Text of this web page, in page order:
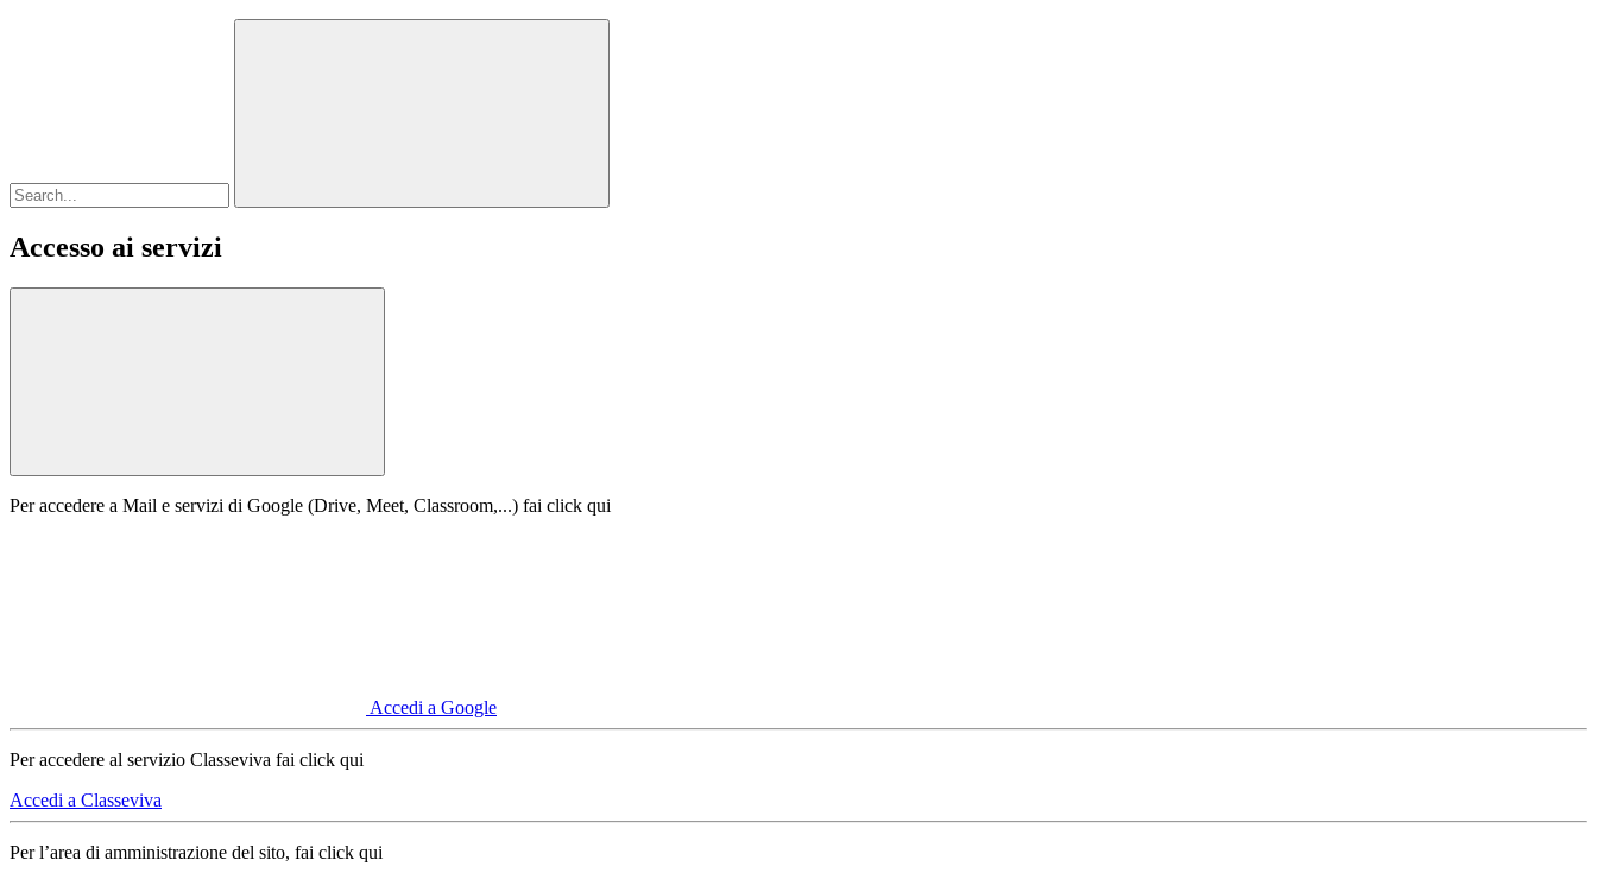
Accesso ai servizi
Per accedere a Mail e servizi di Google (Drive, Meet, Classroom,...) fai click qui
Accedi a Google
Per accedere al servizio Classeviva fai click qui
Accedi a Classeviva
Per l’area di amministrazione del sito, fai click qui